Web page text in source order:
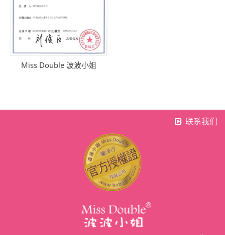
Miss Double 波波小姐
联系我们